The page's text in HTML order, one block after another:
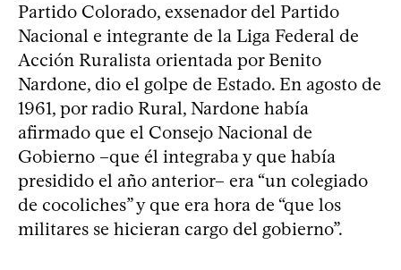
Partido Colorado, exsenador del Partido
Nacional e integrante de la Liga Federal de
Acción Ruralista orientada por Benito
Nardone, dio el golpe de Estado. En agosto de
1961, por radio Rural, Nardone había
afirmado que el Consejo Nacional de
Gobierno –que él integraba y que había
presidido el año anterior– era “un colegiado
de cocoliches” y que era hora de “que los
militares se hicieran cargo del gobierno”.